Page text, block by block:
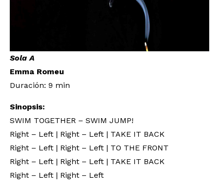
Sola A
Emma Romeu
Duración: 9 min
Sinopsis:
SWIM TOGETHER – SWIM JUMP!
Right – Left | Right – Left | TAKE IT BACK
Right – Left | Right – Left | TO THE FRONT
Right – Left | Right – Left | TAKE IT BACK
Right – Left | Right – Left